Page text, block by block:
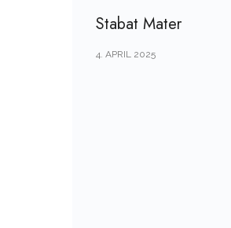
Stabat Mater
4. APRIL 2025